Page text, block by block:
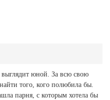
юной. За всю свою
того, кого полюбила бы.
парня, с которым хотела бы